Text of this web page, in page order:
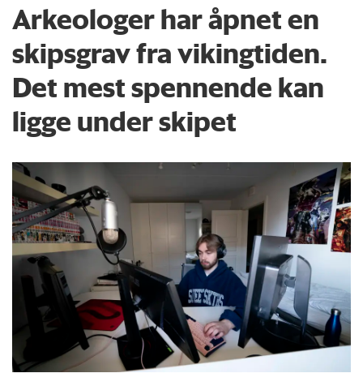
Arkeologer har åpnet en
skipsgrav fra vikingtiden.
Det mest spennende kan
ligge under skipet